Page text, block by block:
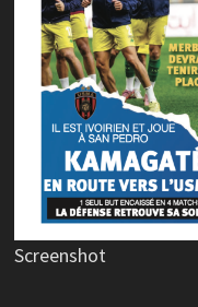
Screenshot